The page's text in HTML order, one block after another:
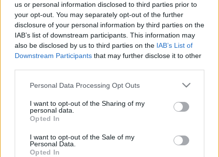
us or personal information disclosed to third parties prior to
your opt-out. You may separately opt-out of the further
disclosure of your personal information by third parties on the
IAB’s list of downstream participants. This information may
also be disclosed by us to third parties on the IAB’s List of
Downstream Participants that may further disclose it to other
Please note that this website/app uses one or more Google
not limited to your visit or usage behaviour. You may click to
grant or deny consent to Google and its third-party tags to
use your data for below specified purposes in below Google
consent section.
Personal Data Processing Opt Outs
I want to opt-out of the Sharing of my
personal data.
Opted In
I want to opt-out of the Sale of my
Personal Data.
Opted In
Vivat Szlovénia! / Vivat Slovenija! Első